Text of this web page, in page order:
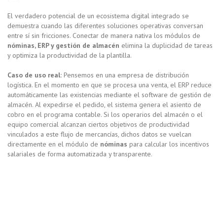
El verdadero potencial de un ecosistema digital integrado se
demuestra cuando las diferentes soluciones operativas conversan
entre sí sin fricciones. Conectar de manera nativa los módulos de
nóminas, ERP y gestión de almacén elimina la duplicidad de tareas
y optimiza la productividad de la plantilla.
Caso de uso real: Pensemos en una empresa de distribución
logística. En el momento en que se procesa una venta, el ERP reduce
automáticamente las existencias mediante el software de gestión de
almacén. Al expedirse el pedido, el sistema genera el asiento de
cobro en el programa contable. Si los operarios del almacén o el
equipo comercial alcanzan ciertos objetivos de productividad
vinculados a este flujo de mercancías, dichos datos se vuelcan
directamente en el módulo de nóminas para calcular los incentivos
salariales de forma automatizada y transparente.